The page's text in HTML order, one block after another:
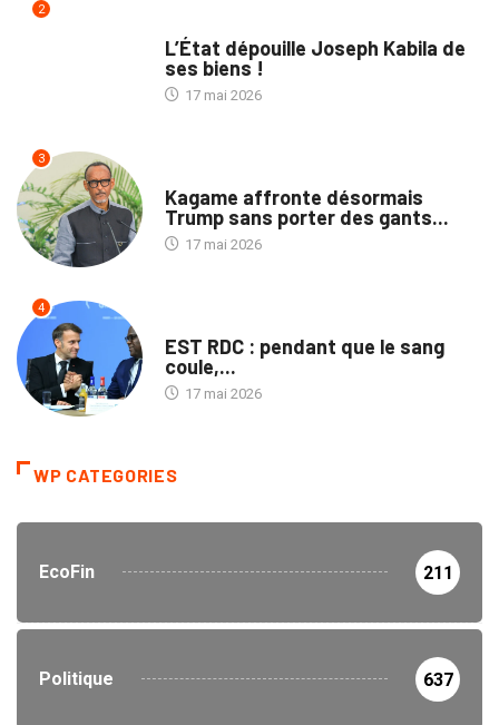
2
L’État dépouille Joseph Kabila de
ses biens !
17 mai 2026
3
Kagame affronte désormais
Trump sans porter des gants...
17 mai 2026
4
EST RDC : pendant que le sang
coule,...
17 mai 2026
WP CATEGORIES
EcoFin 211
Politique 637